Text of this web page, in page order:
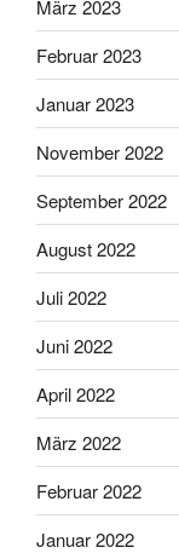
März 2023
Februar 2023
Januar 2023
November 2022
September 2022
August 2022
Juli 2022
Juni 2022
April 2022
März 2022
Februar 2022
Januar 2022